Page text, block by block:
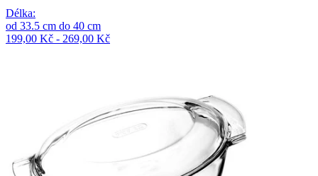
Délka:
od 33.5 cm do 40 cm
199,00 Kč - 269,00 Kč